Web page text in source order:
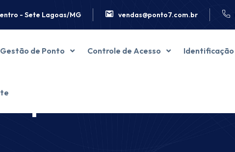
- Sete Lagoas/MG vendas@ponto7.com.br
Gestão de Ponto Controle de Acesso Identificação